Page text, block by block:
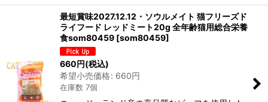
最短賞味2027.12.12・ソウルメイト 猫フリーズド
ライフード レッドミート20g 全年齢猫用総合栄養
食som80459 [som80459]
660円(税込)
希望小売価格: 660円
在庫数 7個